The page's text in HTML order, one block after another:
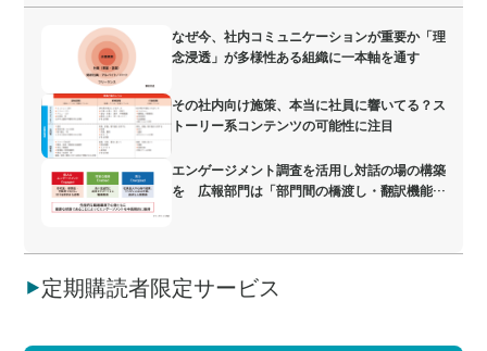
なぜ今、社内コミュニケーションが重要か「理
念浸透」が多様性ある組織に一本軸を通す
その社内向け施策、本当に社員に響いてる？ス
トーリー系コンテンツの可能性に注目
エンゲージメント調査を活用し対話の場の構築
を 広報部門は「部門間の橋渡し・翻訳機能」
定期購読者限定サービス